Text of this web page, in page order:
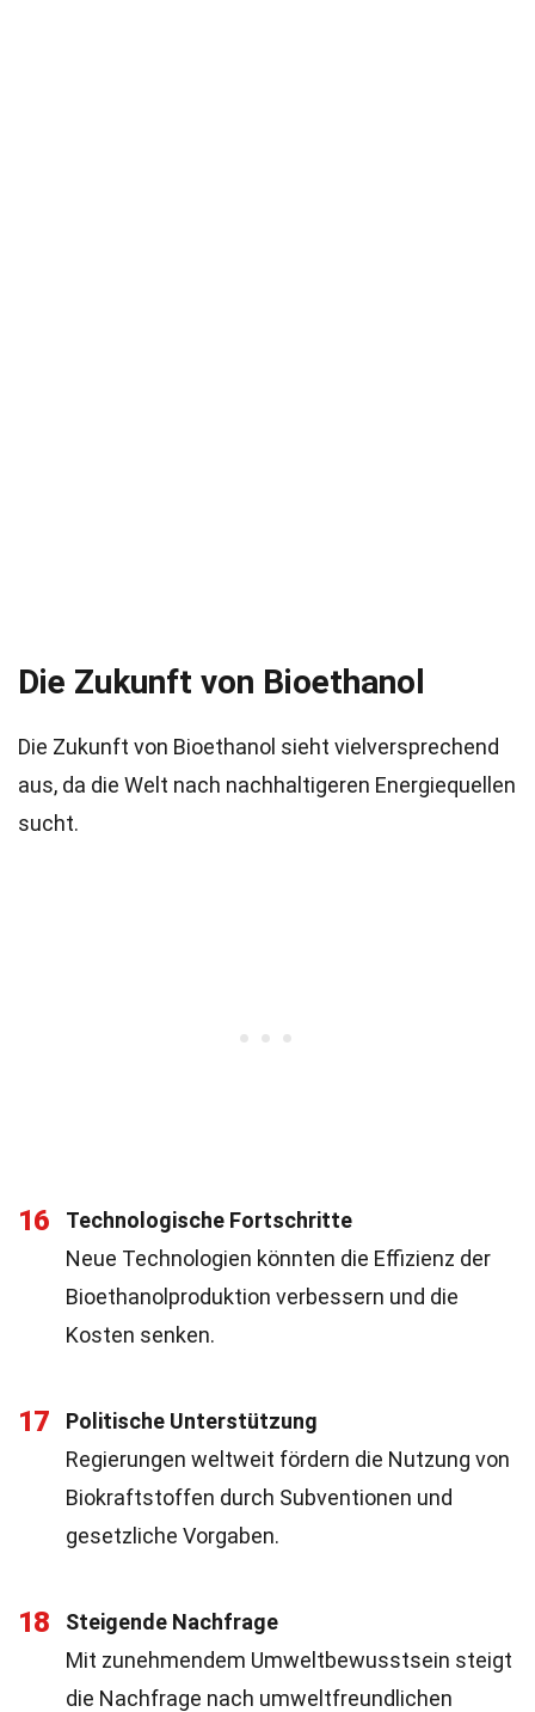
Die Zukunft von Bioethanol
Die Zukunft von Bioethanol sieht vielversprechend
aus, da die Welt nach nachhaltigeren Energiequellen
sucht.
16
Technologische Fortschritte
Neue Technologien könnten die Effizienz der
Bioethanolproduktion verbessern und die
Kosten senken.
17
Politische Unterstützung
Regierungen weltweit fördern die Nutzung von
Biokraftstoffen durch Subventionen und
gesetzliche Vorgaben.
18
Steigende Nachfrage
Mit zunehmendem Umweltbewusstsein steigt
die Nachfrage nach umweltfreundlichen